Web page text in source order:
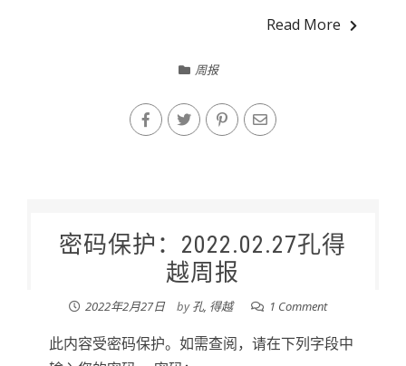
Read More
周报
密码保护：2022.02.27孔得
越周报
2022年2月27日 by孔, 得越 1 Comment
此内容受密码保护。如需查阅，请在下列字段中